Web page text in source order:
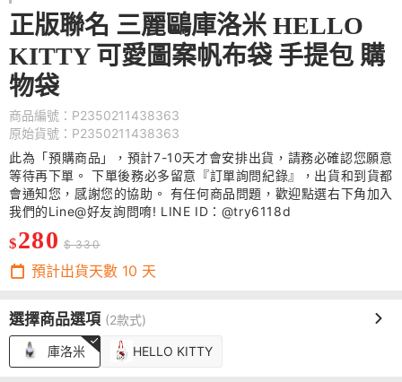
正版聯名 三麗鷗庫洛米 HELLO
KITTY 可愛圖案帆布袋 手提包 購
物袋
商品編號：P2350211438363
原始貨號：P2350211438363
此為「預購商品」，預計7-10天才會安排出貨，請務必確認您願意
等待再下單。 下單後務必多留意『訂單詢問紀錄』，出貨和到貨都
會通知您，感謝您的協助。 有任何商品問題，歡迎點選右下角加入
我們的Line@好友詢問唷! LINE ID：@try6118d
$280 $ 330
預計出貨天數 10 天
選擇商品選項 (2款式)
庫洛米 HELLO KITTY